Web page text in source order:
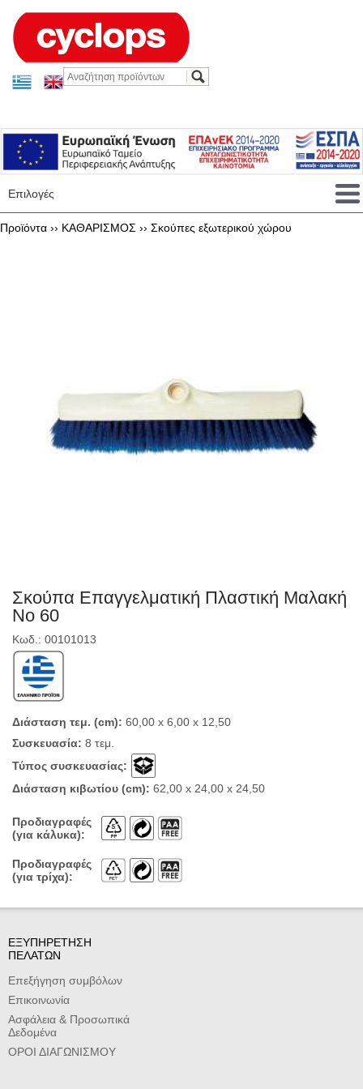
Επιλογές
Προϊόντα ›› ΚΑΘΑΡΙΣΜΟΣ ›› Σκούπες εξωτερικού χώρου
Σκούπα Επαγγελματική Πλαστική Μαλακή
Νο 60
Κωδ.: 00101013
Διάσταση τεμ. (cm): 60,00 x 6,00 x 12,50
Συσκευασία: 8 τεμ.
Τύπος συσκευασίας:
Διάσταση κιβωτίου (cm): 62,00 x 24,00 x 24,50
Προδιαγραφές
(για κάλυκα):
Προδιαγραφές
(για τρίχα):
ΕΞΥΠΗΡΕΤΗΣΗ
ΠΕΛΑΤΩΝ
Επεξήγηση συμβόλων
Επικοινωνία
Ασφάλεια & Προσωπικά
Δεδομένα
ΟΡΟΙ ΔΙΑΓΩΝΙΣΜΟΥ